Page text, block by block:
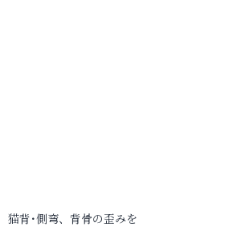
猫背･側弯、背骨の歪みを